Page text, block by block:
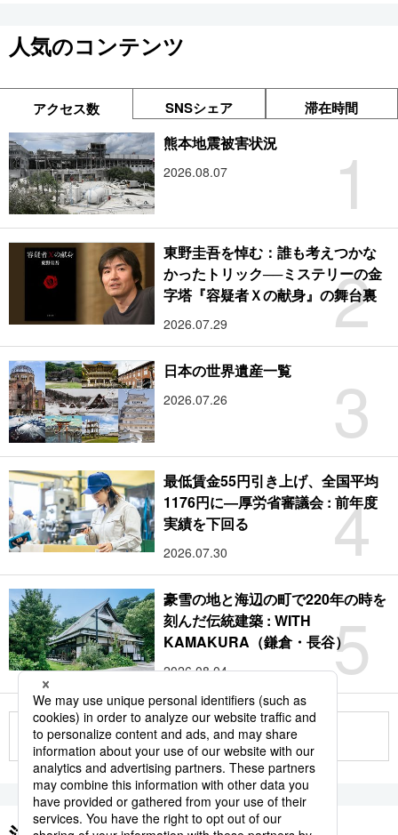
人気のコンテンツ
アクセス数 SNSシェア 滞在時間
1
熊本地震被害状況
2026.08.07
2
東野圭吾を悼む：誰も考えつかな
かったトリック──ミステリーの金
字塔『容疑者Ｘの献身』の舞台裏
2026.07.29
3
日本の世界遺産一覧
2026.07.26
4
最低賃金55円引き上げ、全国平均
1176円に―厚労省審議会 : 前年度
実績を下回る
2026.07.30
5
豪雪の地と海辺の町で220年の時を
刻んだ伝統建築 : WITH
KAMAKURA（鎌倉・長谷）
2026.08.04
もっと見る